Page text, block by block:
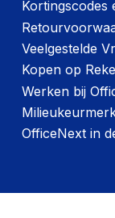
Kortingscodes
Veelgestelde
Kopen op
Werken bij
OfficeNext in